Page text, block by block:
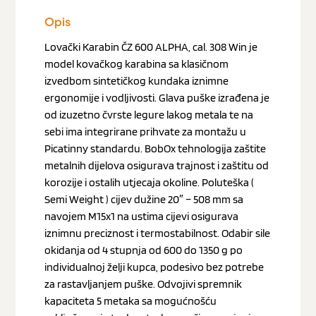
Opis
Lovački Karabin ČZ 600 ALPHA, cal. 308 Win je
model kovačkog karabina sa klasičnom
izvedbom sintetičkog kundaka iznimne
ergonomije i vodljivosti. Glava puške izrađena je
od izuzetno čvrste legure lakog metala te na
sebi ima integrirane prihvate za montažu u
Picatinny standardu. BobOx tehnologija zaštite
metalnih dijelova osigurava trajnost i zaštitu od
korozije i ostalih utjecaja okoline. Poluteška (
Semi Weight ) cijev dužine 20″ – 508 mm sa
navojem M15x1 na ustima cijevi osigurava
iznimnu preciznost i termostabilnost. Odabir sile
okidanja od 4 stupnja od 600 do 1350 g po
individualnoj želji kupca, podesivo bez potrebe
za rastavljanjem puške. Odvojivi spremnik
kapaciteta 5 metaka sa mogućnošću